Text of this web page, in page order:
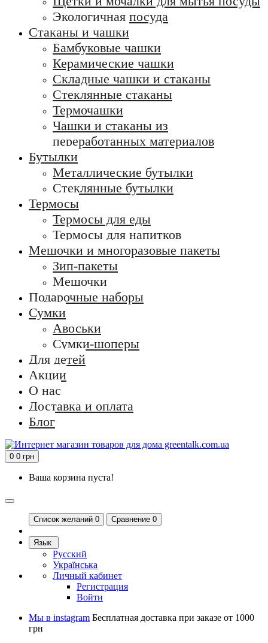
Экологичная посуда
Стаканы и чашки
Бамбуковые чашки
Керамические чашки
Складные чашки и стаканы
Стеклянные стаканы
Термочашки
Чашки и стаканы из
переработанных материалов
Бутылки
Металлические бутылки
Стеклянные бутылки
Термосы
Термосы для еды
Термосы для напитков
Мешочки и многоразовые пакеты
Зип-пакеты
Мешочки
Подарочные наборы
Сумки
Авоськи
Сумки-шоперы
Для детей
Акции
О нас
Доставка и оплата
Блог
0 0 грн
Ваша корзина пуста!
Список желаний 0 Сравнение 0
Язык
Русский
Українська
Личный кабинет
Регистрация
Войти
Мы в instagram Бесплатная доставка при заказе от 1000
грн